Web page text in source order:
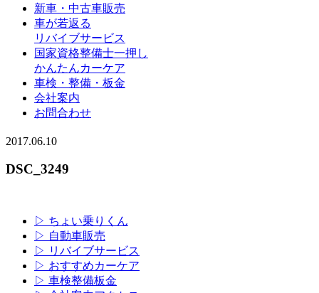
新車・中古車販売
車が若返る
リバイブサービス
国家資格整備士一押し
かんたんカーケア
車検・整備・板金
会社案内
お問合わせ
2017.06.10
DSC_3249
▷ ちょい乗りくん
▷ 自動車販売
▷ リバイブサービス
▷ おすすめカーケア
▷ 車検整備板金